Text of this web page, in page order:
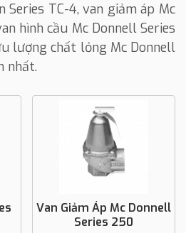
Series TC-4, van giảm áp Mc
hình cầu Mc Donnell Series
lượng chất lỏng Mc Donnell
nhất.
Van Giảm Áp Mc Donnell
Series 250